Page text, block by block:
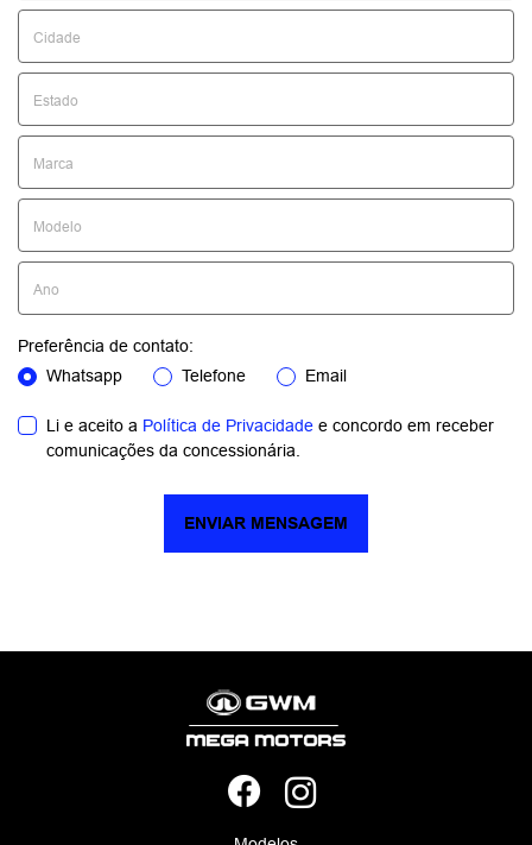
Preferência de contato:
Whatsapp
Telefone Email
Li e aceito a Política de Privacidade e concordo em receber
comunicações da concessionária.
ENVIAR MENSAGEM